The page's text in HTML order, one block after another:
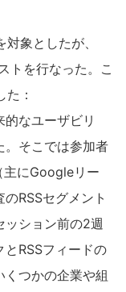
象としたが、
トを行なった。こ
：
なユーザビリ
。そこでは参加者
主にGoogleリー
RSSセグメント
ッション前の2週
RSSフィードの
つかの企業や組